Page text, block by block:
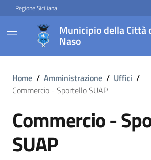
Vai ai contenuti
Vai al footer
Regione Siciliana
Municipio della Città
Naso
Commercio -
Home / Amministrazione / Uffici /
Commercio - Sportello SUAP
Commercio -
SUAP